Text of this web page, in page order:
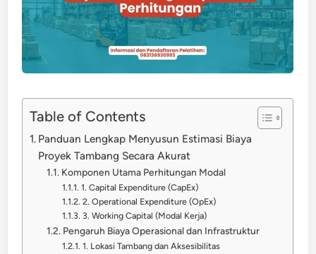
Table of Contents
Panduan Lengkap Menyusun Estimasi Biaya
Proyek Tambang Secara Akurat
Komponen Utama Perhitungan Modal
1. Capital Expenditure (CapEx)
2. Operational Expenditure (OpEx)
3. Working Capital (Modal Kerja)
Pengaruh Biaya Operasional dan Infrastruktur
1. Lokasi Tambang dan Aksesibilitas